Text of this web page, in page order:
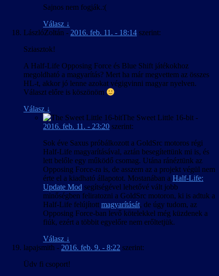
Sajnos nem fogják.:(
Válasz ↓
LászlóZoltán - 2016. feb. 11. - 18:14 szerint:
Sziasztok!
A Half-Life Opposing Force és Blue Shift játékokhoz
megoldható a magyarítás? Mert ha már megvettem az összes
HL-t, akkor jó lenne azokat végigvinni magyar nyelven.
Választ előre is köszönöm
Válasz ↓
The Sweet Little 16-bit -
2016. feb. 11. - 23:20 szerint:
Sok éve Saxus próbálkozott a GoldSrc motoros régi
Half-Life magyarításával, aztán besegítettünk mi is, és
lett belőle egy működő csomag. Utána ránéztünk az
Opposing Force-ra is, de asszem az a projekt végül nem
érte el a kiadható állapotot. Mostanában a Half-Life:
Update Mod segítségével lehetővé vált jobb
minőségben feliratozni a GoldSrc motoron, ki is adtuk a
Half-Life felújított magyarítását, de úgy tudom, az
Opposing Force-ban levő kötelekkel még küzdenek a
fiúk, ezért a többit egyelőre nem erőltetjük.
Válasz ↓
lapajsmith - 2016. feb. 9. - 8:22 szerint:
Üdv fi csoport!